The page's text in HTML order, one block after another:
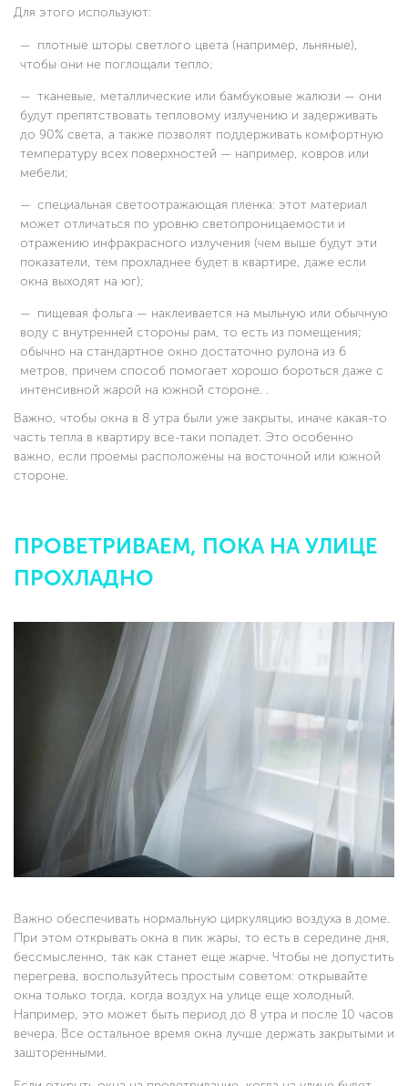
Для этого используют:
плотные шторы светлого цвета (например, льняные),
чтобы они не поглощали тепло;
тканевые, металлические или бамбуковые жалюзи — они
будут препятствовать тепловому излучению и задерживать
до 90% света, а также позволят поддерживать комфортную
температуру всех поверхностей — например, ковров или
мебели;
специальная светоотражающая пленка: этот материал
может отличаться по уровню светопроницаемости и
отражению инфракрасного излучения (чем выше будут эти
показатели, тем прохладнее будет в квартире, даже если
окна выходят на юг);
пищевая фольга — наклеивается на мыльную или обычную
воду с внутренней стороны рам, то есть из помещения;
обычно на стандартное окно достаточно рулона из 6
метров, причем способ помогает хорошо бороться даже с
интенсивной жарой на южной стороне. .
Важно, чтобы окна в 8 утра были уже закрыты, иначе какая-то
часть тепла в квартиру все-таки попадет. Это особенно
важно, если проемы расположены на восточной или южной
стороне.
ПРОВЕТРИВАЕМ, ПОКА НА УЛИЦЕ
ПРОХЛАДНО
Важно обеспечивать нормальную циркуляцию воздуха в доме.
При этом открывать окна в пик жары, то есть в середине дня,
бессмысленно, так как станет еще жарче. Чтобы не допустить
перегрева, воспользуйтесь простым советом: открывайте
окна только тогда, когда воздух на улице еще холодный.
Например, это может быть период до 8 утра и после 10 часов
вечера. Все остальное время окна лучше держать закрытыми и
зашторенными.